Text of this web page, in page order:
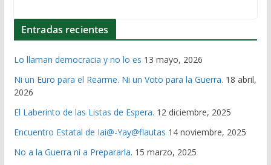
Entradas recientes
Lo llaman democracia y no lo es 13 mayo, 2026
Ni un Euro para el Rearme. Ni un Voto para la Guerra. 18 abril,
2026
El Laberinto de las Listas de Espera. 12 diciembre, 2025
Encuentro Estatal de Iai@-Yay@flautas 14 noviembre, 2025
No a la Guerra ni a Prepararla. 15 marzo, 2025